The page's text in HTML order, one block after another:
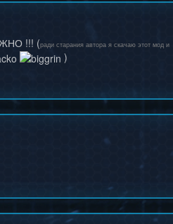
!!! (ради старания автора я скачаю этот мод и
)